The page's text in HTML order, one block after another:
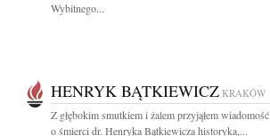
Wybitnego...
HENRYK BĄTKIEWICZ KRAKÓW
Z głębokim smutkiem i żalem przyjąłem wiadomość
o śmierci dr. Henryka Bątkiewicza historyka,...